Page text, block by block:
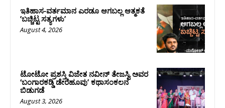
ಇತಿಹಾಸ-ವರ್ತಮಾನ ಎರಡೂ ಆಗಬಲ್ಲ ಆತ್ಮಕತೆ
ʼಬಚ್ಚಿಟ್ಟ ಸತ್ಯಗಳುʼ
August 4, 2026
ಟೋಟೋ ಪ್ರಶಸ್ತಿ ವಿಜೇತ ನವೀನ್ ತೇಜಸ್ವಿ ಅವರ
‘ಬಂಗಾರಕಡ್ಡಿ ಡೇರೆಹೂವು’ ಕಥಾಸಂಕಲನ
ಬಿಡುಗಡೆ
August 3, 2026